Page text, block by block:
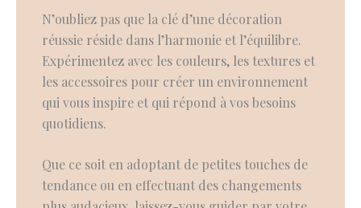
N’oubliez pas que la clé d’une décoration
réussie réside dans l’harmonie et l’équilibre.
Expérimentez avec les couleurs, les textures et
les accessoires pour créer un environnement
qui vous inspire et qui répond à vos besoins
quotidiens.
Que ce soit en adoptant de petites touches de
tendance ou en effectuant des changements